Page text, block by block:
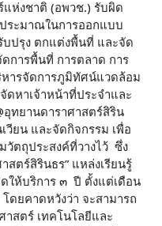
ห่งชาติ (อพวช.) รับผิด
ระมาณในการออกแบบ
บปรุง ตกแต่งพื้นที่ และจัด
การพื้นที่ การตลาด การ
ารจัดการภูมิทัศน์แวดล้อม
ดหาเจ้าหน้าที่ประจำและ
อุทยานดาราศาสตร์สิริน
ยน และจัดกิจกรรม เพื่อ
วัตถุประสงค์ที่วางไว้ ซึ่ง
สตร์สิรินธร” แหล่งเรียนรู้
ให้บริการ ๓ ปี ตั้งแต่เดือน
ยคาดหวังว่า จะสามารถ
าสตร์ เทคโนโลยีและ